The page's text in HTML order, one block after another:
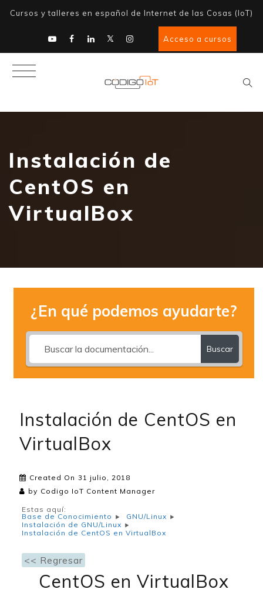
Cursos y talleres en español de Internet de las Cosas (IoT)
Acceso a cursos
Instalación de
CentOS en
VirtualBox
¿En qué podemos ayudarte?
Buscar
Instalación de CentOS en
VirtualBox
Created On 31 julio, 2018
by Codigo IoT Content Manager
Estas aquí:
Base de Conocimiento
GNU/Linux
Instalación de GNU/Linux
Instalación de CentOS en VirtualBox
<< Regresar
CentOS en VirtualBox